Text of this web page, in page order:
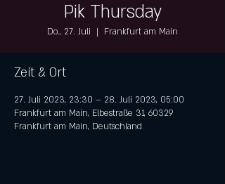
Pik Thursday
Do., 27. Juli
  |
Frankfurt am Main
Zeit & Ort
27. Juli 2023, 23:30 – 28. Juli 2023, 05:00
Frankfurt am Main, Elbestraße 31, 60329
Frankfurt am Main, Deutschland